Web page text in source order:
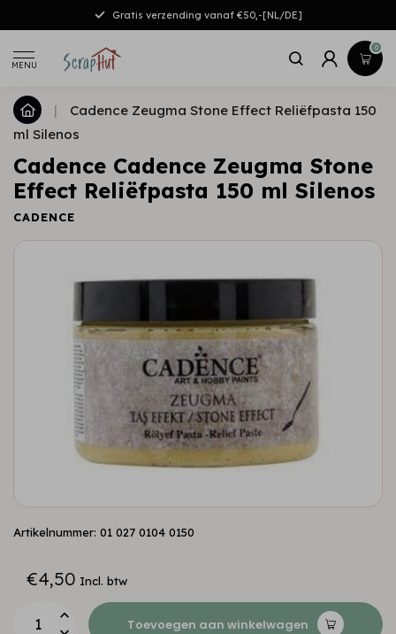
Gratis verzending vanaf €50,-[NL/DE]
MENU
0
|
Cadence Zeugma Stone Effect Reliëfpasta 150
ml Silenos
Cadence Cadence Zeugma Stone
Effect Reliëfpasta 150 ml Silenos
CADENCE
Artikelnummer: 01 027 0104 0150
€4,50 Incl. btw
Toevoegen aan winkelwagen